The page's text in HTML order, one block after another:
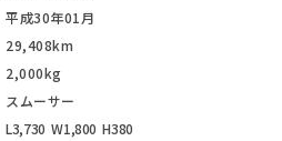
平成30年01月
29,408km
2,000kg
スムーサー
L3,730 W1,800 H380